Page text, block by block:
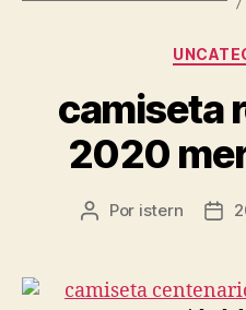
camiseta
2020
Autor
entrada
Por istern